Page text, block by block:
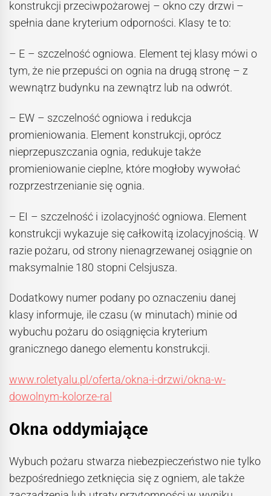
konstrukcji przeciwpożarowej – okno czy drzwi –
spełnia dane kryterium odporności. Klasy te to:
– E – szczelność ogniowa. Element tej klasy mówi o
tym, że nie przepuści on ognia na drugą stronę – z
wewnątrz budynku na zewnątrz lub na odwrót.
– EW – szczelność ogniowa i redukcja
promieniowania. Element konstrukcji, oprócz
nieprzepuszczania ognia, redukuje także
promieniowanie cieplne, które mogłoby wywołać
rozprzestrzenianie się ognia.
– EI – szczelność i izolacyjność ogniowa. Element
konstrukcji wykazuje się całkowitą izolacyjnością. W
razie pożaru, od strony nienagrzewanej osiągnie on
maksymalnie 180 stopni Celsjusza.
Dodatkowy numer podany po oznaczeniu danej
klasy informuje, ile czasu (w minutach) minie od
wybuchu pożaru do osiągnięcia kryterium
granicznego danego elementu konstrukcji.
www.roletyalu.pl/oferta/okna-i-drzwi/okna-w-
dowolnym-kolorze-ral
Okna oddymiające
Wybuch pożaru stwarza niebezpieczeństwo nie tylko
bezpośredniego zetknięcia się z ogniem, ale także